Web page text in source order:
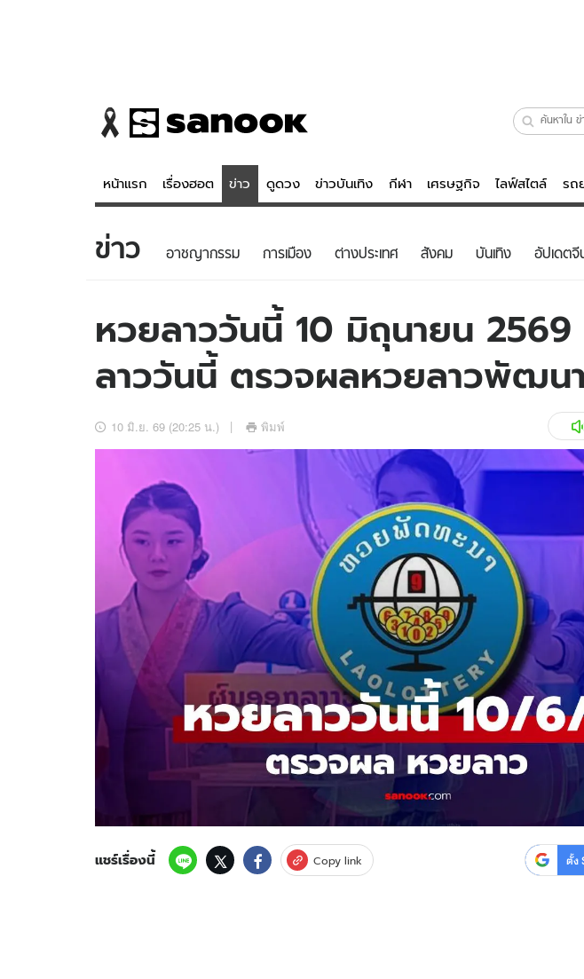
หน้าแรก เรื่องฮอต ข่าว ดูดวง ข่าวบันเทิง กีฬา เศรษฐกิจ ไลฟ์สไตล์ รถ
ข่าว
ข่าวบันเทิง
ข่าวกีฬา
ข่าวเศรษฐกิจ
อัปเดตจีน
เช็กข่าวชัวร์
ดูดวง - ตรวจหวย
สถิติหวยไทย
หวยลาว
ไลฟ์สไ
วัยรุ่น
ไอที
รถยนต์
สุขภาพ
เที่ยว-กิน
ดาวน์โหลดสนุกแอปฟรี ติดตามสนุกโซเชียลได้ที่
สงวนลิขสิทธิ์ © 2569 บริษัท อิมเมจ ฟิวเจอร์ (ประเทศไทย) จำกัด
ข่าว อาชญากรรม การเมือง ต่างประเทศ สังคม บันเทิง อัปเดตจี
หวยลาววันนี้ 10 มิถุนายน
ลาววันนี้ ตรวจผลหวยลาวพัฒนา
10 มิ.ย. 69 (20:25 น.) พิมพ์
แชร์เรื่องนี้ Copy link ตั้ง